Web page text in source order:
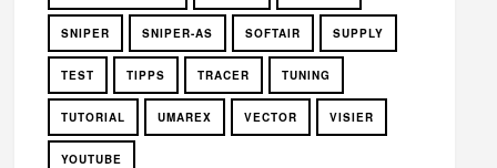
SNIPER SNIPER-AS SOFTAIR SUPPLY
TEST TIPPS TRACER TUNING
TUTORIAL UMAREX VECTOR VISIER
YOUTUBE